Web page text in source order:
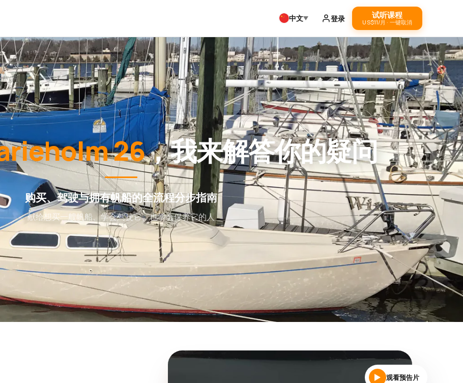
中文 登录 试听课程
US$11/月 · 一键取消
26，我来解答你的疑问
购买、驾驶与拥有帆船的全流程分步指南
献给想买一艘帆船、学会驾驶它、也学会保养它的人
观看预告片